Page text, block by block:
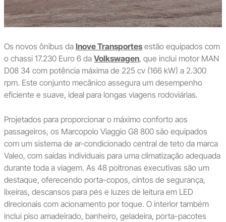
Os novos ônibus da Inove Transportesestão equipados com
o chassi 17.230 Euro 6 da Volkswagen, que inclui motor MAN
D08 34 com potência máxima de 225 cv (166 kW) a 2.300
rpm. Este conjunto mecânico assegura um desempenho
eficiente e suave, ideal para longas viagens rodoviárias.
Projetados para proporcionar o máximo conforto aos
passageiros, os Marcopolo Viaggio G8 800 são equipados
com um sistema de ar-condicionado central de teto da marca
Valeo, com saídas individuais para uma climatização adequada
durante toda a viagem. As 48 poltronas executivas são um
destaque, oferecendo porta-copos, cintos de segurança,
lixeiras, descansos para pés e luzes de leitura em LED
direcionais com acionamento por toque. O interior também
inclui piso amadeirado, banheiro, geladeira, porta-pacotes